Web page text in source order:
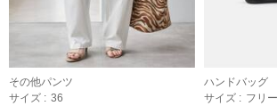
その他パンツ
サイズ : 36
ハンドバッグ
サイズ : フリー